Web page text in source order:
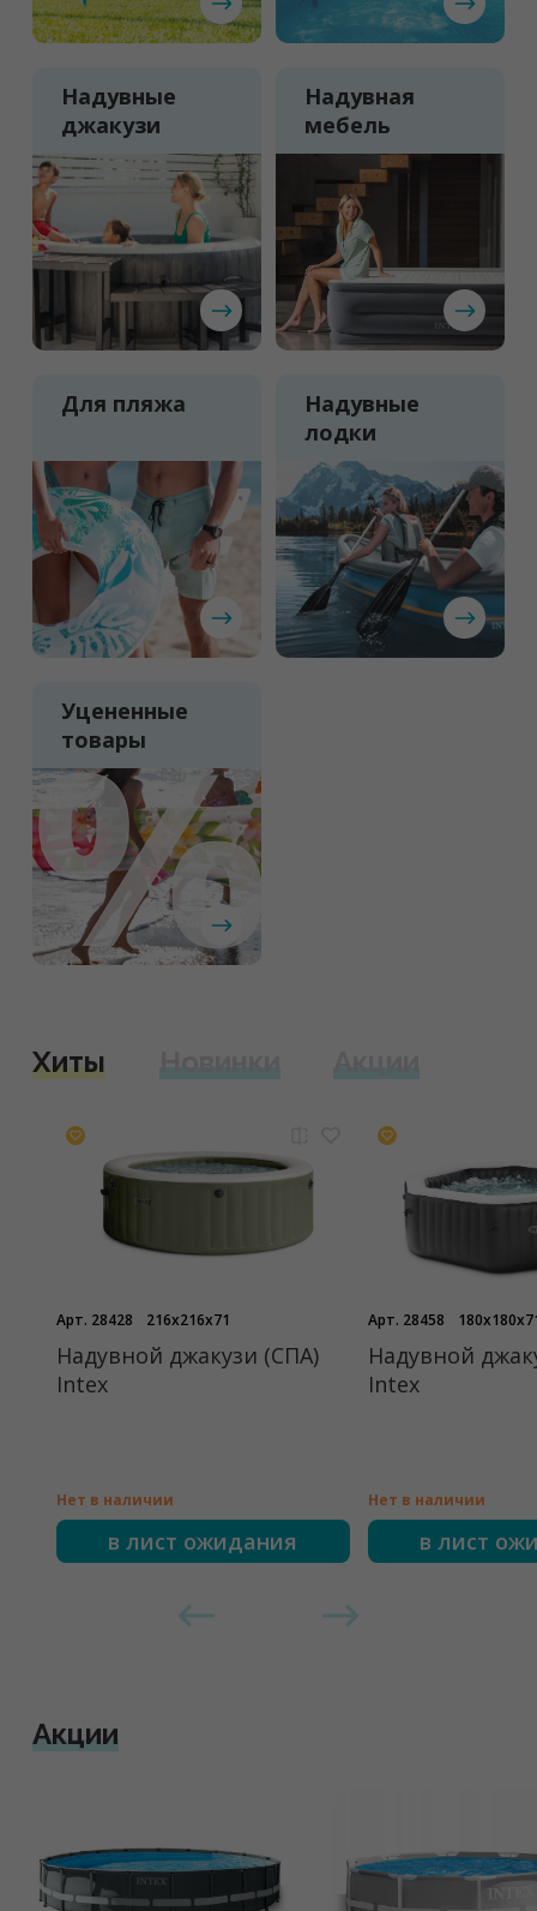
Надувные
джакузи
Надувная
мебель
Для пляжа
Надувные
лодки
Уцененные
товары
Хиты Новинки Акции
Арт. 28428 216x216x71
Надувной джакузи (СПА)
Intex
Нет в наличии
в лист ожидания
Арт. 28458
Надувной
Intex
Нет в наличии
в лист
Акции